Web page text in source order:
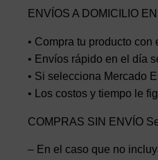
ENVÍOS A DOMICILIO
• Compra tu producto
• Envíos rápido en el día
• Si selecciona Mercado
• Los costos y tiempo le
COMPRAS SIN ENVÍO
– En el caso que no